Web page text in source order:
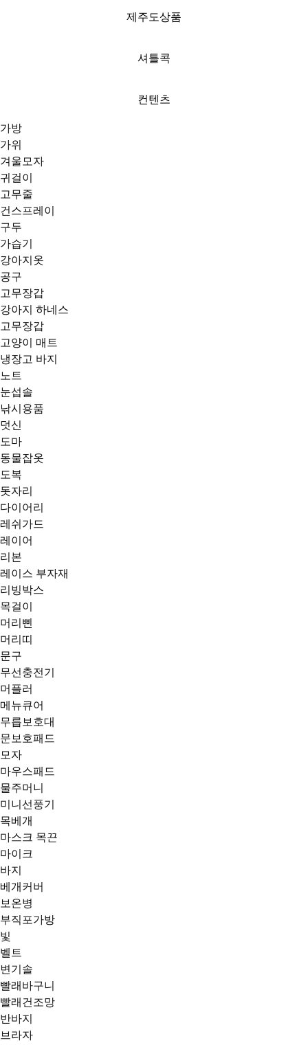
제주도상품
셔틀콕
컨텐츠
가방
가위
겨울모자
귀걸이
고무줄
건스프레이
구두
가습기
강아지옷
공구
고무장갑
강아지 하네스
고무장갑
고양이 매트
냉장고 바지
노트
눈섭솔
낚시용품
덧신
도마
동물잡옷
도복
돗자리
다이어리
레쉬가드
레이어
리본
레이스 부자재
리빙박스
목걸이
머리삔
머리띠
문구
무선충전기
머플러
메뉴큐어
무릅보호대
문보호패드
모자
마우스패드
물주머니
미니선풍기
목베개
마스크 목끈
마이크
바지
베개커버
보온병
부직포가방
빛
벨트
변기솔
빨래바구니
빨래건조망
반바지
브라자